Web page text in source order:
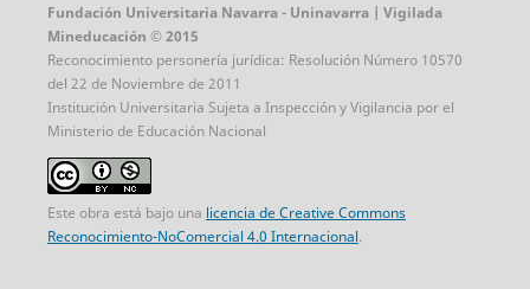
Fundación Universitaria Navarra - Uninavarra | Vigilada
Mineducación © 2015
Reconocimiento personería jurídica: Resolución Número 10570
del 22 de Noviembre de 2011
Institución Universitaria Sujeta a Inspección y Vigilancia por el
Ministerio de Educación Nacional
Este obra está bajo una licencia de Creative Commons
Reconocimiento-NoComercial 4.0 Internacional.